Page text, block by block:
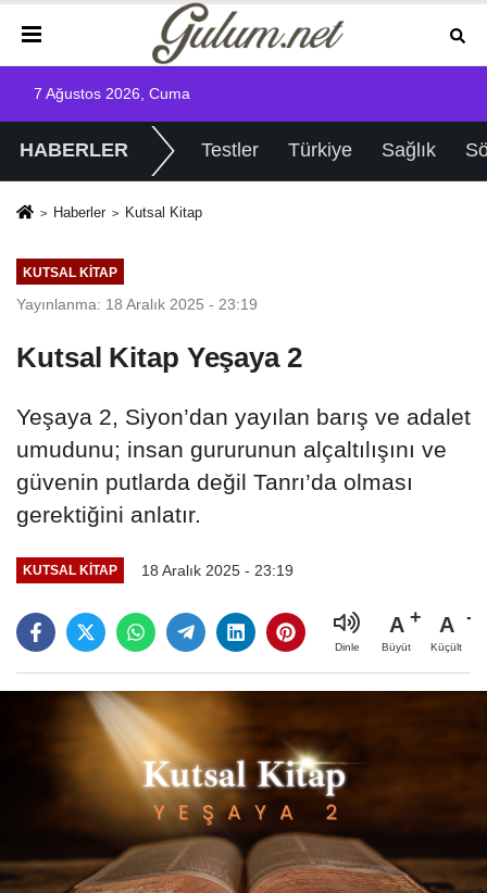
7 Ağustos 2026, Cuma
HABERLER Testler Türkiye Sağlık
Haberler Kutsal Kitap
KUTSAL KITAP
Yayınlanma: 18 Aralık 2025 - 23:19
Kutsal Kitap Yeşaya 2
Yeşaya 2, Siyon’dan yayılan barış ve adalet
umudunu; insan gururunun alçaltılışını ve
güvenin putlarda değil Tanrı’da olması
gerektiğini anlatır.
KUTSAL KITAP 18 Aralık 2025 - 23:19
Dinle
A
Büyüt
A
Küçült